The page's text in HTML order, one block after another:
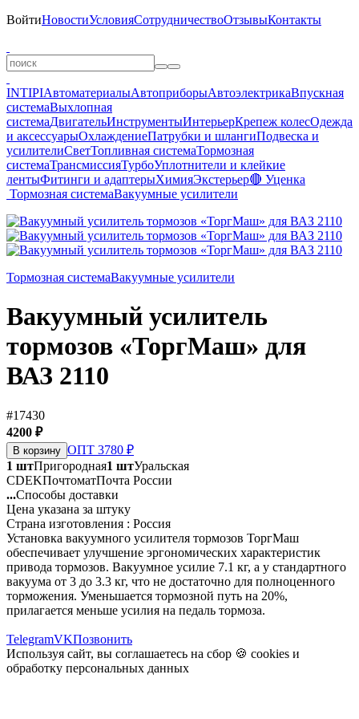
ВойтиНовостиУсловияСотрудничествоОтзывыКонтакты
INTIPIАвтоматериалыАвтоприборыАвтоэлектрикаВпускная
системаВыхлопная
системаДвигательИнструментыИнтерьерКрепеж колесОдежда
и аксессуарыОхлаждениеПатрубки и шлангиПодвеска и
усилителиСветТопливная системаТормозная
системаТрансмиссияТурбоУплотнители и клейкие
лентыФитинги и адаптерыХимияЭкстерьер🔴 Уценка
Тормозная системаВакуумные усилители
Тормозная системаВакуумные усилители
Вакуумный усилитель
тормозов «ТоргМаш» для
ВАЗ 2110
#17430
4200 ₽
В корзину ОПТ 3780 ₽
1 штПригородная1 штУральская
CDEKПочтоматПочта России
...Способы доставки
Цена указана за штуку
Страна изготовления : Россия
Установка вакуумного усилителя тормозов ТоргМаш
обеспечивает улучшение эргономических характеристик
привода тормозов. Вакуумное усилие 7.1 кг, а у стандартного
вакуума от 3 до 3.3 кг, что не достаточно для полноценного
торможения. Уменьшается тормозной путь на 20%,
прилагается меньше усилия на педаль тормоза.
TelegramVKПозвонить
Используя сайт, вы соглашаетесь на сбор 🍪 cookies и
обработку персональных данных